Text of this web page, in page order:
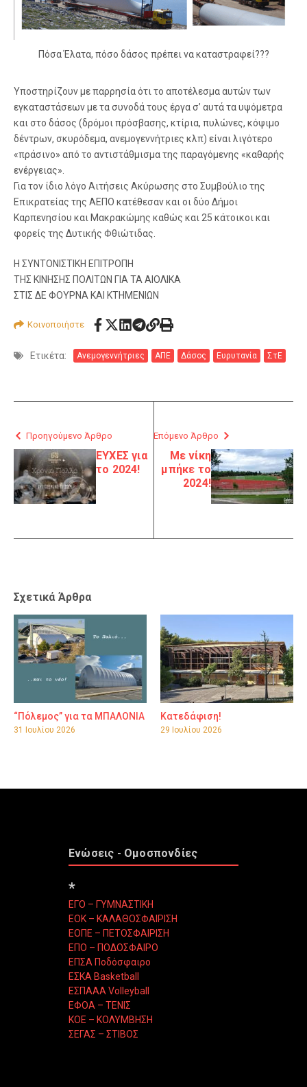
Πόσα Έλατα, πόσο δάσος πρέπει να καταστραφεί???
Υποστηρίζουν με παρρησία ότι το αποτέλεσμα αυτών των
εγκαταστάσεων με τα συνοδά τους έργα σ’ αυτά τα υψόμετρα
και στο δάσος (δρόμοι πρόσβασης, κτίρια, πυλώνες, κόψιμο
δέντρων, σκυρόδεμα, ανεμογεννήτριες κλπ) είναι λιγότερο
«πράσινο» από το αντιστάθμισμα της παραγόμενης «καθαρής
ενέργειας».
Για τον ίδιο λόγο Αιτήσεις Ακύρωσης στο Συμβούλιο της
Επικρατείας της ΑΕΠΟ κατέθεσαν και οι δύο Δήμοι
Καρπενησίου και Μακρακώμης καθώς και 25 κάτοικοι και
φορείς της Δυτικής Φθιώτιδας.
Η ΣΥΝΤΟΝΙΣΤΙΚΗ ΕΠΙΤΡΟΠΗ
ΤΗΣ ΚΙΝΗΣΗΣ ΠΟΛΙΤΩΝ ΓΙΑ ΤΑ ΑΙΟΛΙΚΑ
ΣΤΙΣ ΔΕ ΦΟΥΡΝΑ ΚΑΙ ΚΤΗΜΕΝΙΩΝ
Κοινοποιήστε
Ετικέτα: Ανεμογεννήτριες ΑΠΕ Δάσος Ευρυτανία ΣτΕ
Προηγούμενο Άρθρο
ΕΥΧΕΣ για
το 2024!
Επόμενο Άρθρο
Με νίκη
μπήκε το
2024!
Σχετικά Άρθρα
“Πόλεμος” για τα ΜΠΑΛΟΝΙΑ
31 Ιουλίου 2026
Κατεδάφιση!
29 Ιουλίου 2026
Ενώσεις - Ομοσπονδίες
*
ΕΓΟ – ΓΥΜΝΑΣΤΙΚΗ
ΕΟΚ – ΚΑΛΑΘΟΣΦΑΙΡΙΣΗ
ΕΟΠΕ – ΠΕΤΟΣΦΑΙΡΙΣΗ
ΕΠΟ – ΠΟΔΟΣΦΑΙΡΟ
ΕΠΣΑ Ποδόσφαιρο
ΕΣΚΑ Basketball
ΕΣΠΑΑΑ Volleyball
ΕΦΟΑ – ΤΕΝΙΣ
ΚΟΕ – ΚΟΛΥΜΒΗΣΗ
ΣΕΓΑΣ – ΣΤΙΒΟΣ